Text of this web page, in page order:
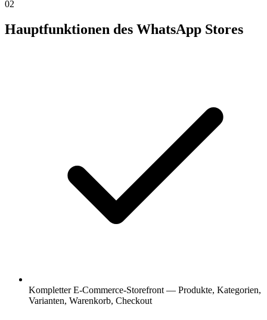
02
Hauptfunktionen des WhatsApp Stores
Kompletter E-Commerce-Storefront — Produkte, Kategorien,
Varianten, Warenkorb, Checkout